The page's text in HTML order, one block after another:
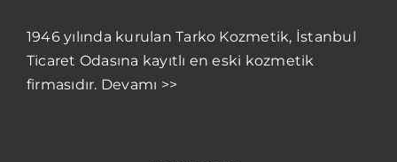
1946 yılında kurulan Tarko Kozmetik, İstanbul
Ticaret Odasına kayıtlı en eski kozmetik
firmasıdır. Devamı >>